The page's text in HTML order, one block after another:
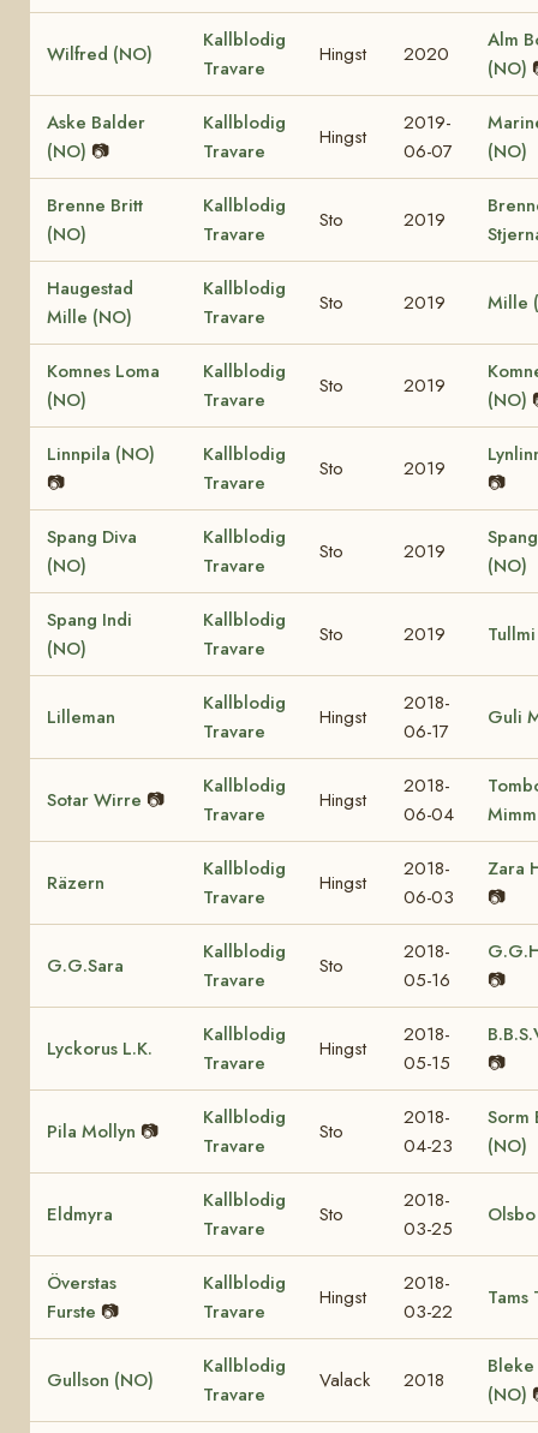
Wilfred (NO)
Kallblodig
Travare
Hingst 2020
Alm
(NO)
Aske Balder
(NO) 📷
Kallblodig
Travare
Hingst
2019-
06-07
(NO)
Brenne Britt
(NO)
Kallblodig
Travare
Sto 2019
Haugestad
Mille (NO)
Kallblodig
Travare
Sto 2019 Mille
Komnes Loma
(NO)
Kallblodig
Travare
Sto 2019
(NO)
Linnpila (NO)
📷
Kallblodig
Travare
Sto 2019
📷
Spang Diva
(NO)
Kallblodig
Travare
Sto 2019
(NO)
Spang Indi
(NO)
Kallblodig
Travare
Sto 2019
Lilleman
Kallblodig
Travare
Hingst
2018-
06-17
Guli
Sotar Wirre 📷
Kallblodig
Travare
Hingst
2018-
06-04
Räzern
Kallblodig
Travare
Hingst
2018-
06-03
Zara
📷
G.G.Sara
Kallblodig
Travare
Sto
2018-
05-16
📷
Lyckorus L.K.
Kallblodig
Travare
Hingst
2018-
05-15
📷
Pila Mollyn 📷
Kallblodig
Travare
Sto
2018-
04-23
Sorm
(NO)
Eldmyra
Kallblodig
Travare
Sto
2018-
03-25
Överstas
Furste 📷
Kallblodig
Travare
Hingst
2018-
03-22
Tams
Gullson (NO)
Kallblodig
Travare
Valack 2018
(NO)